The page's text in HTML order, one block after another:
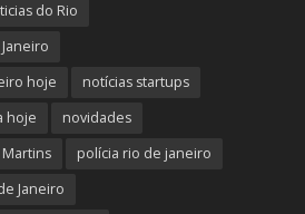
do Rio
hoje
notícias startups
hoje
novidades
polícia rio de janeiro
Janeiro